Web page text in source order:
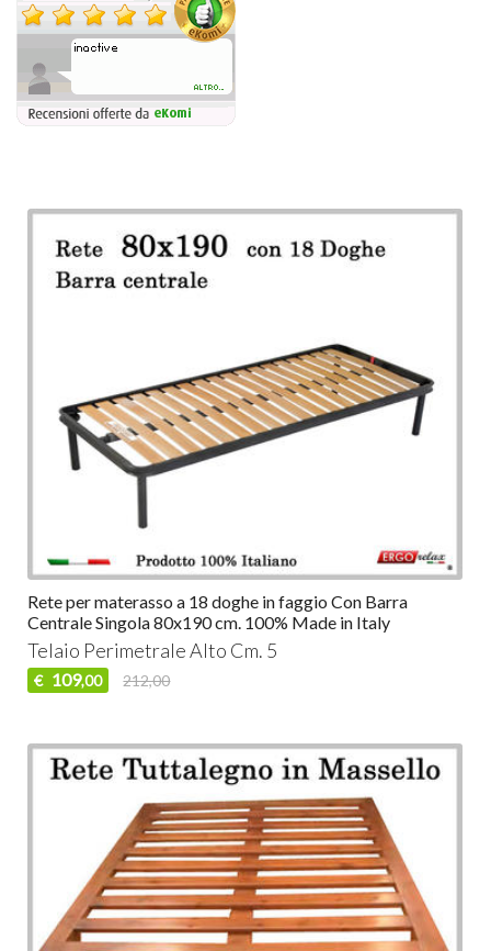
Rete per materasso a 18 doghe in faggio Con Barra
Centrale Singola 80x190 cm. 100% Made in Italy
Telaio Perimetrale Alto Cm. 5
€ 109,00 212,00